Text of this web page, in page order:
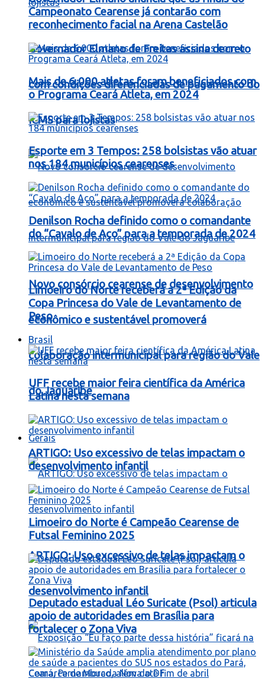
Governador Elmano de Freitas assina decreto
com condições diferenciadas de pagamento do
ICMS para lojistas
Novo consórcio cearense de desenvolvimento
econômico e sustentável promoverá
colaboração intermunicipal para região do Vale
do Jaguaribe
Gerais
ARTIGO: Uso excessivo de telas impactam o
desenvolvimento infantil
Campeonato Cearense já contarão com
reconhecimento facial na Arena Castelão
Mais de 6.000 atletas foram beneficiados com
o Programa Ceará Atleta, em 2024
Esporte em 3 Tempos: 258 bolsistas vão atuar
nos 184 municípios cearenses
Denilson Rocha definido como o comandante
do “Cavalo de Aço” para a temporada de 2024
Limoeiro do Norte receberá a 2ª Edição da
Copa Princesa do Vale de Levantamento de
Peso
Brasil
UFF recebe maior feira científica da América
Latina nesta semana
ARTIGO: Uso excessivo de telas impactam o
desenvolvimento infantil
Limoeiro do Norte é Campeão Cearense de
Futsal Feminino 2025
Deputado estadual Léo Suricate (Psol) articula
apoio de autoridades em Brasília para
fortalecer o Zona Viva